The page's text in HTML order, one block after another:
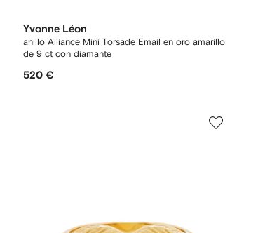
Yvonne Léon
anillo Alliance Mini Torsade Email en oro amarillo
de 9 ct con diamante
520 €